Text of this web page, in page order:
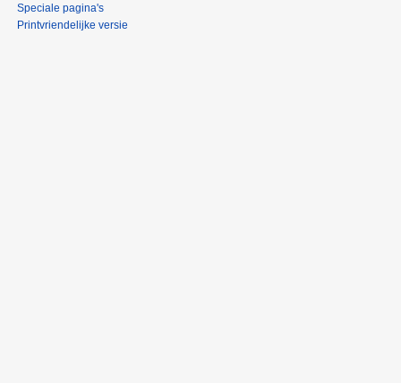
Speciale pagina's
Printvriendelijke versie